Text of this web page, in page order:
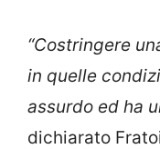
“Costringere
in quelle
assurdo ed ha
dichiarato